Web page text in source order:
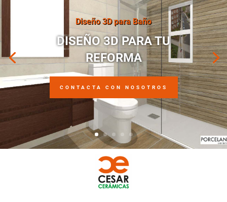
Diseño 3D para Baño
DISEÑO 3D PARA TU
REFORMA
CONTACTA CON NOSOTROS